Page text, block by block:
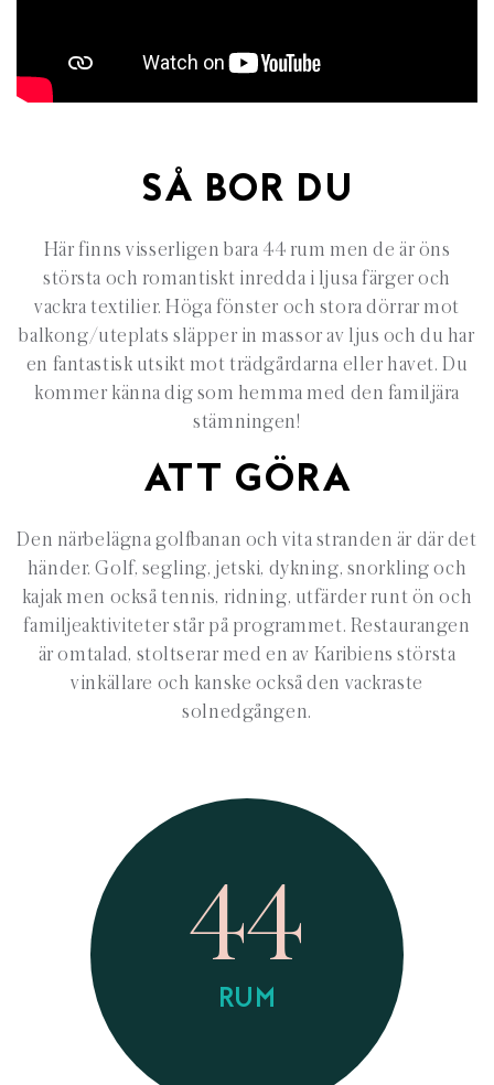
SÅ BOR DU
Här finns visserligen bara 44 rum men de är öns
största och romantiskt inredda i ljusa färger och
vackra textilier. Höga fönster och stora dörrar mot
balkong/uteplats släpper in massor av ljus och du har
en fantastisk utsikt mot trädgårdarna eller havet. Du
kommer känna dig som hemma med den familjära
stämningen!
ATT GÖRA
Den närbelägna golfbanan och vita stranden är där det
händer. Golf, segling, jetski, dykning, snorkling och
kajak men också tennis, ridning, utfärder runt ön och
familjeaktiviteter står på programmet. Restaurangen
är omtalad, stoltserar med en av Karibiens största
vinkällare och kanske också den vackraste
solnedgången.
44
RUM